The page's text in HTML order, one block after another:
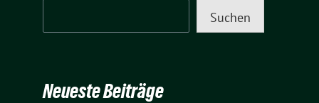
Suchen
Neueste Beiträge